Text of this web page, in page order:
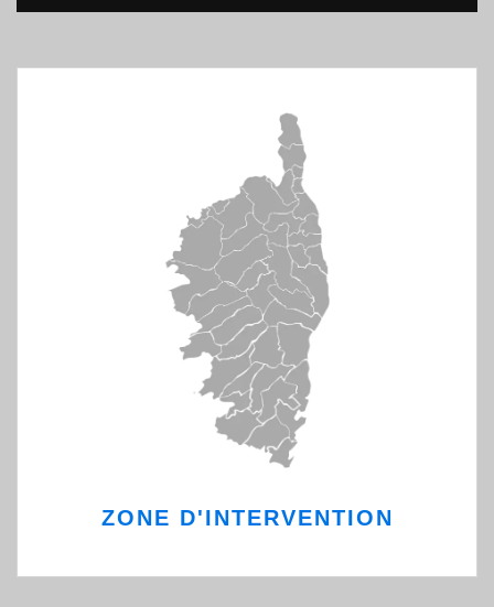
ZONE D'INTERVENTION